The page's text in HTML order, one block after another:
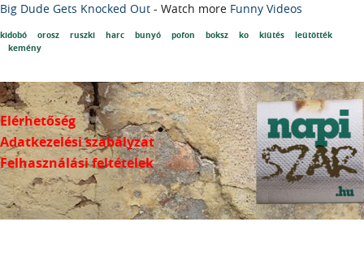
Big Dude Gets Knocked Out - Watch more Funny Videos
kidobó orosz ruszki harc bunyó pofon boksz ko kiütés
leütötték
kemény
Elérhetőség
Adatkezelési szabályzat
Felhasználási feltételek